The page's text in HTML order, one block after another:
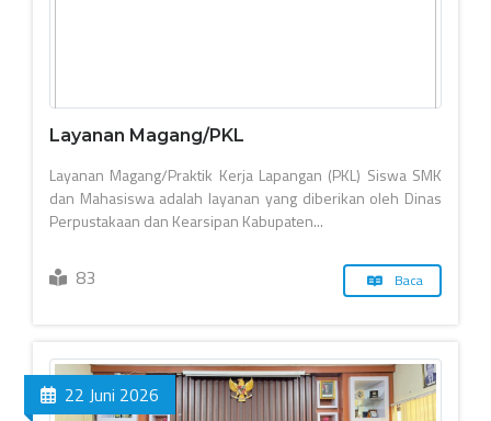
Layanan Magang/PKL
Layanan Magang/Praktik Kerja Lapangan (PKL) Siswa SMK
dan Mahasiswa adalah layanan yang diberikan oleh Dinas
Perpustakaan dan Kearsipan Kabupaten...
83 Baca
22 Juni 2026